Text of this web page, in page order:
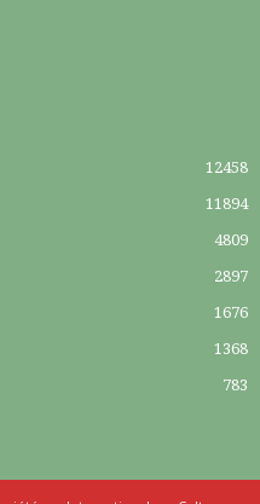
12458
11894
4809
2897
1676
1368
783